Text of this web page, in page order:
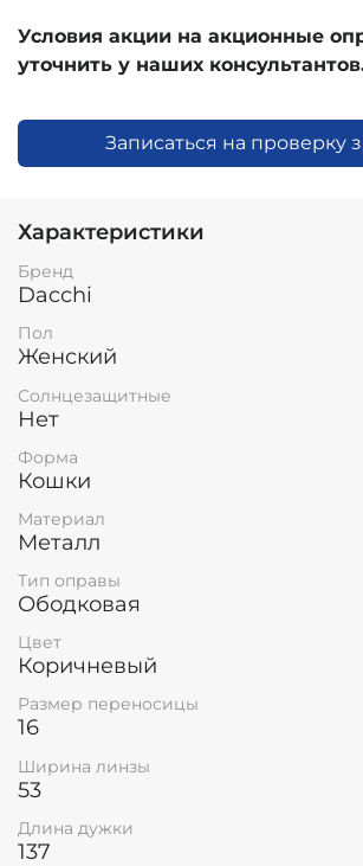
Условия акции на акционные
уточнить у наших
Записаться на проверку
Характеристики
Бренд
Dacchi
Пол
Женский
Солнцезащитные
Нет
Форма
Кошки
Материал
Металл
Тип оправы
Ободковая
Цвет
Коричневый
Размер переносицы
16
Ширина линзы
53
Длина дужки
137